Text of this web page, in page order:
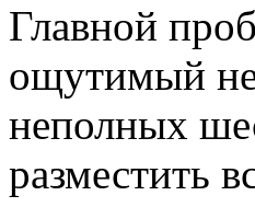
Главной
ощутимый
неполных
разместить